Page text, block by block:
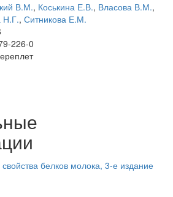
В.М., Коськина Е.В., Власова В.М.,
Н.Г., Ситникова Е.М.
226-0